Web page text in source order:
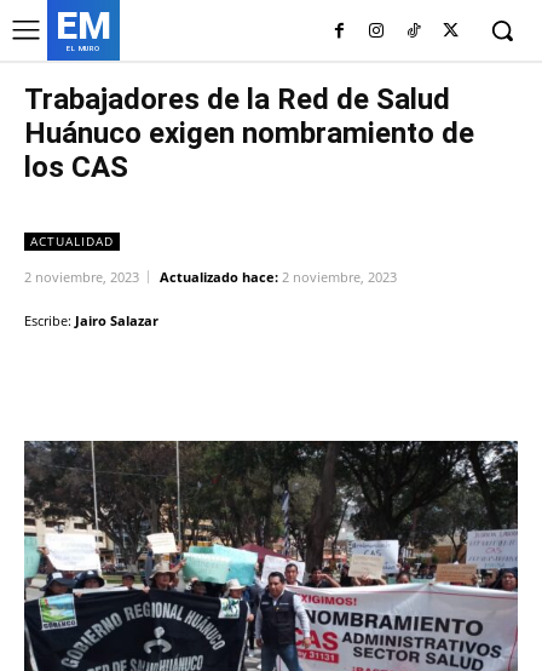
EM
EL MURO
Trabajadores de la Red de Salud
Huánuco exigen nombramiento de
los CAS
ACTUALIDAD
2 noviembre, 2023 Actualizado hace: 2 noviembre, 2023
Escribe: Jairo Salazar